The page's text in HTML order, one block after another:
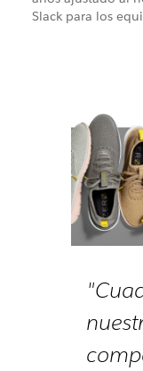
Slack para los